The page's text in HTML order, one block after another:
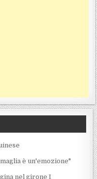
è un'emozione"
nel girone I